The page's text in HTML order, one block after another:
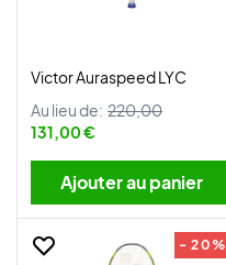
Victor Auraspeed LYC
Au lieu de: 220,00
131,00 €
Ajouter au panier
- 20%